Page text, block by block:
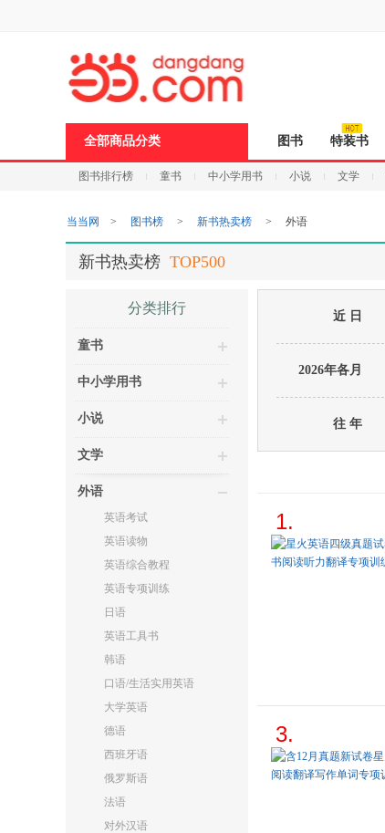
页
全部商品分类 图书 特装书
图书排行榜 童书 中小学用书 小说 文学
当当网 > 图书榜 > 新书热卖榜 > 外语
新书热卖榜 TOP500
分类排行
童书
中小学用书
小说
文学
外语
英语考试
英语读物
英语综合教程
英语专项训练
日语
英语工具书
韩语
口语/生活实用英语
大学英语
德语
西班牙语
俄罗斯语
法语
对外汉语
近 日
2026年各月
往 年
1.
3.